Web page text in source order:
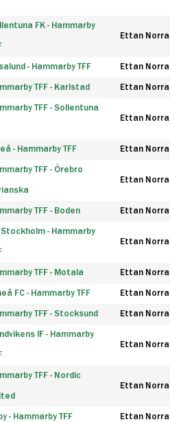
FK - Hammarby
Ettan Norra
- Hammarby TFF Ettan Norra
TFF - Karlstad Ettan Norra
TFF - Sollentuna
Ettan Norra
- Hammarby TFF Ettan Norra
TFF - Örebro
Ettan Norra
TFF - Boden Ettan Norra
Stockholm - Hammarby
Ettan Norra
TFF - Motala Ettan Norra
FC - Hammarby TFF Ettan Norra
TFF - Stocksund Ettan Norra
IF - Hammarby
Ettan Norra
TFF - Nordic
Ettan Norra
- Hammarby TFF Ettan Norra